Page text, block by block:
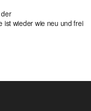
ist wieder wie neu und frei